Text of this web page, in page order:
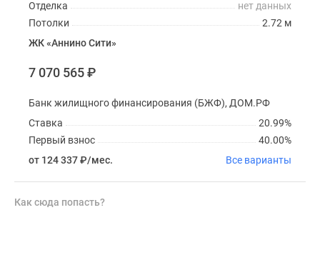
нет данных
Отделка
2.72 м
Потолки
ЖК «Аннино Сити»
7 070 565₽
Банк жилищного финансирования (БЖФ), ДОМ.РФ
20.99%
Ставка
40.00%
Первый взнос
от 124 337₽/мес. Все варианты
Как сюда попасть?